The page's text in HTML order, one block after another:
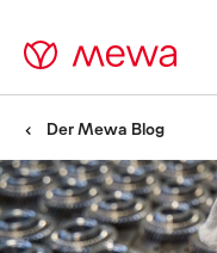
Der Mewa Blog